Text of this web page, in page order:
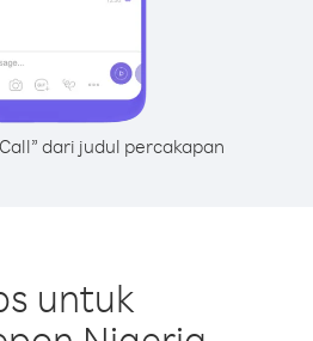
dari judul percakapan
untuk